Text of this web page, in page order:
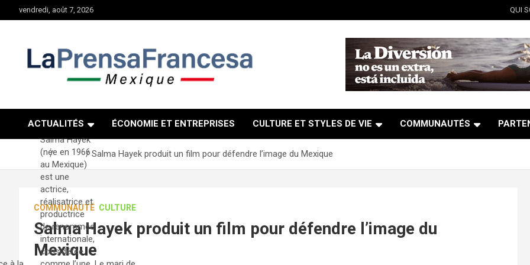
au
vendredi, août 7, 2026 QUI
ACTUALITÉS ÉCONOMIE ET ENTREPRISES CULTURE ET STYLES DE VIE COMMUNAUTÉS
Accueil Culture Salma Hayek produit un film pour défendre l’image du Mexique
COMMUNAUTÉ CULTURE
Salma Hayek produit un film pour défendre l’image du
Mexique
Salma Hayek
(née en 1966
au Mexique)
est une
actrice,
réalisatrice et
productrice
de renommée
internationale,
considérée